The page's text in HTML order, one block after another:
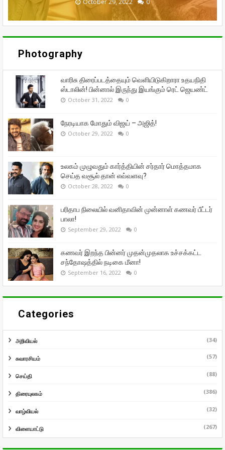
Photography
வாரிசு திரைப்படத்தையும் வெளியிடுகிறாரா உதயநிதி
ஸ்டாலின்! பின்னால் இருந்து இயங்கும் ரெட் ஜெயண்ட்
October 31, 2022 0
நேரடியாக மோதும் விஜய் – அஜித்!
October 29, 2022 0
உலகம் முழுவதும் கார்த்தியின் சர்தார் மொத்தமாக
செய்த வசூல் தான் எவ்வளவு?
October 28, 2022 0
பரிதாப நிலையில் வனிதாவின் முன்னாள் கணவர் பீட்டர்
பாலா!
September 29, 2022 0
கணவர் இறந்த பின்னர் முதன்முதலாக உச்சக்கட்ட
சந்தோஷத்தில் நடிகை மீனா!
September 16, 2022 0
Categories
அறிவியல் (34)
சுவாரசியம் (57)
செய்தி (88)
திரையுலகம் (386)
வாழ்வியல் (32)
விளையாட்டு (267)